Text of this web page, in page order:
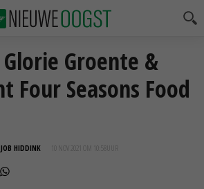
Groente &
Four Seasons Food
JOB HIDDINK 10 NOV 2021 OM 10:58